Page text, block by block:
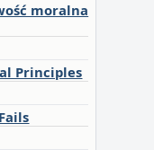
moralna
Principles